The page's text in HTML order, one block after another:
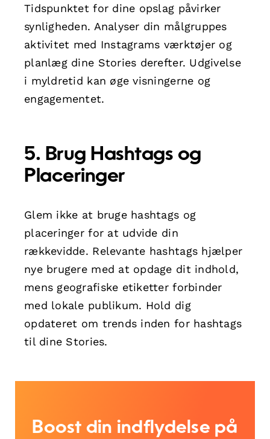
Tidspunktet for dine opslag påvirker
synligheden. Analyser din målgruppes
aktivitet med Instagrams værktøjer og
planlæg dine Stories derefter. Udgivelse
i myldretid kan øge visningerne og
engagementet.
5. Brug Hashtags og
Placeringer
Glem ikke at bruge hashtags og
placeringer for at udvide din
rækkevidde. Relevante hashtags hjælper
nye brugere med at opdage dit indhold,
mens geografiske etiketter forbinder
med lokale publikum. Hold dig
opdateret om trends inden for hashtags
til dine Stories.
Boost din indflydelse på